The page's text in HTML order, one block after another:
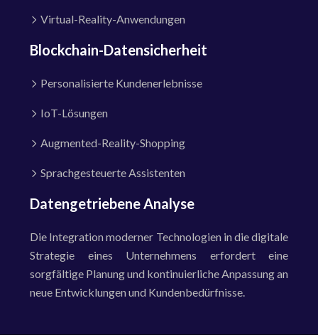
Virtual-Reality-Anwendungen
Blockchain-Datensicherheit
Personalisierte Kundenerlebnisse
IoT-Lösungen
Augmented-Reality-Shopping
Sprachgesteuerte Assistenten
Datengetriebene Analyse
Die Integration moderner Technologien in die digitale
Strategie eines Unternehmens erfordert eine
sorgfältige Planung und kontinuierliche Anpassung an
neue Entwicklungen und Kundenbedürfnisse.